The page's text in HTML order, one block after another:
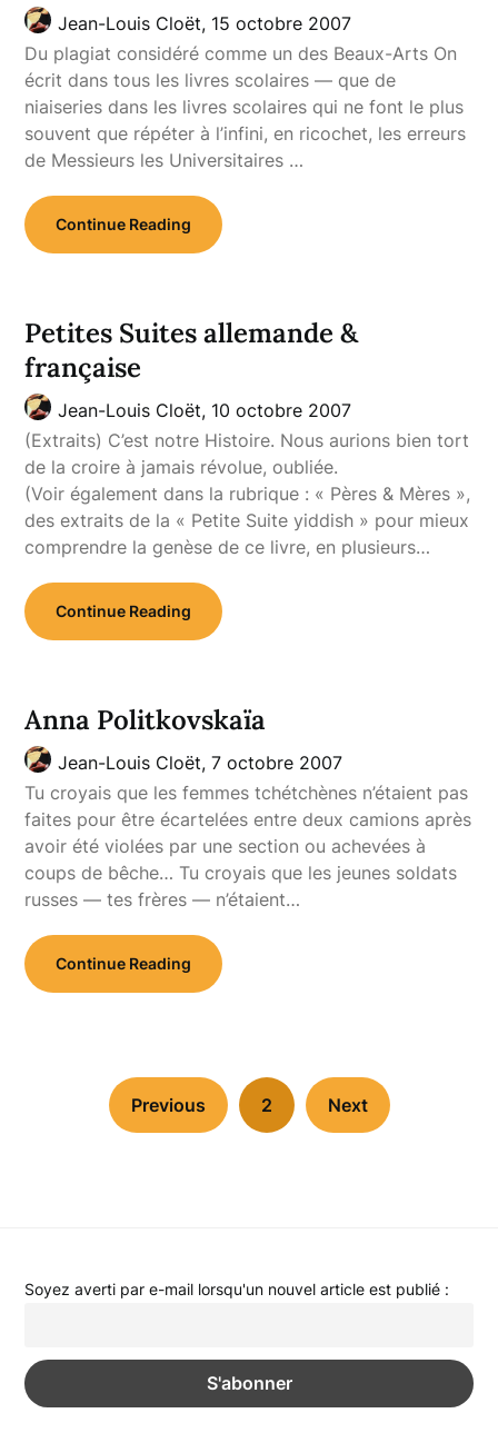
Jean-Louis Cloët, 15 octobre 2007
Du plagiat considéré comme un des Beaux-Arts On
écrit dans tous les livres scolaires — que de
niaiseries dans les livres scolaires qui ne font le plus
souvent que répéter à l’infini, en ricochet, les erreurs
de Messieurs les Universitaires …
Continue Reading
Petites Suites allemande &
française
Jean-Louis Cloët, 10 octobre 2007
(Extraits) C’est notre Histoire. Nous aurions bien tort
de la croire à jamais révolue, oubliée.
(Voir également dans la rubrique : « Pères & Mères »,
des extraits de la « Petite Suite yiddish » pour mieux
comprendre la genèse de ce livre, en plusieurs…
Continue Reading
Anna Politkovskaïa
Jean-Louis Cloët,7 octobre 2007
Tu croyais que les femmes tchétchènes n’étaient pas
faites pour être écartelées entre deux camions après
avoir été violées par une section ou achevées à
coups de bêche… Tu croyais que les jeunes soldats
russes — tes frères — n’étaient…
Continue Reading
Previous 2 Next
Soyez averti par e-mail lorsqu'un nouvel article est publié :